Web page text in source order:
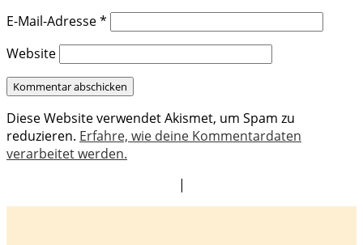
E-Mail-Adresse*
Website
Diese Website verwendet Akismet, um Spam zu
reduzieren. Erfahre, wie deine Kommentardaten
verarbeitet werden.
|